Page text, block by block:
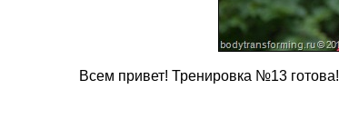
Всем привет! Тренировка №13 готова!